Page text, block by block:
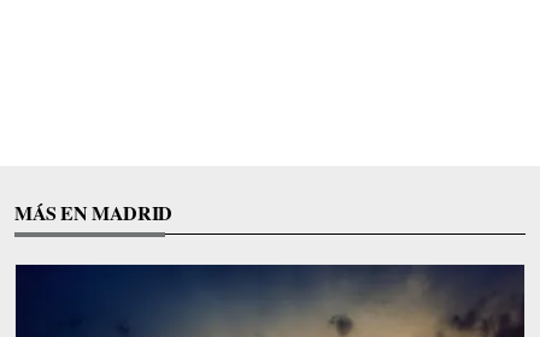
MÁS EN MADRID